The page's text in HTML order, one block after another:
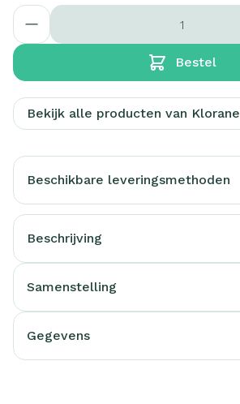
Aantal
Bestel
Bekijk alle producten van Klorane
Beschikbare leveringsmethoden
Beschrijving
Samenstelling
Gegevens